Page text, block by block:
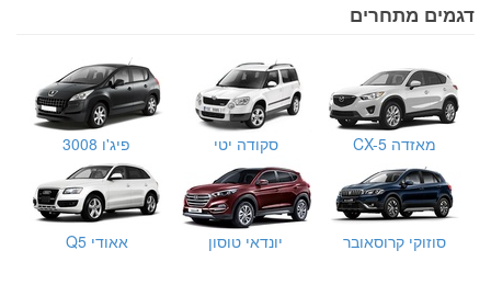
דגמים מתחרים
מאזדה CX-5 סקודה יטי פיג'ו 3008
סוזוקי קרוסאובר יונדאי טוסון אאודי Q5